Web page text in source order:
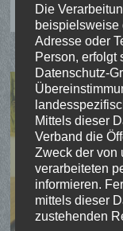
ADAMS
Die
beispielsweise
Adresse oder
Person, erfolgt
Datenschutz-
Mittels dieser
Verband die
Zweck der von
verarbeiteten
informieren.
mittels dieser
zustehenden